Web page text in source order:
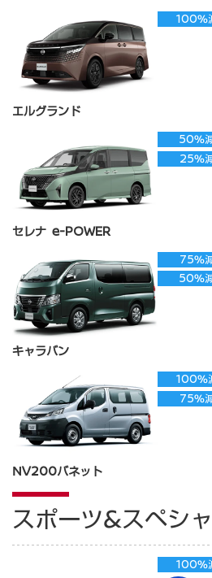
100%
エルグランド
50%
25%
セレナ e-POWER
75%
50%
キャラバン
100%
75%
NV200バネット
スポーツ&スペシ
100%